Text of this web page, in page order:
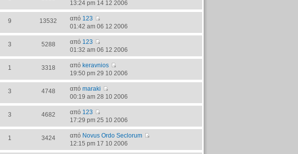
13:24 pm 14 12 2006
9 13532 από 123
01:42 am 06 12 2006
3 5288 από 123
01:32 am 06 12 2006
1 3318 από keravnios
19:50 pm 29 10 2006
3 4748 απόmaraki
00:19 am 28 10 2006
3 4682 από 123
17:29 pm 25 10 2006
1 3424 από Novus Ordo Seclorum
12:15 pm 17 10 2006